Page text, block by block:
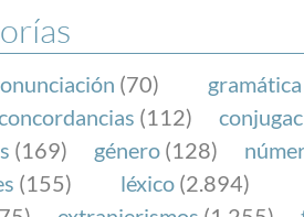
fundación patrocinada por la
Española, cuyo objetivo es
en los medios de
(70) gramática
(112)
(169) género (128)
(155) léxico (2.894)